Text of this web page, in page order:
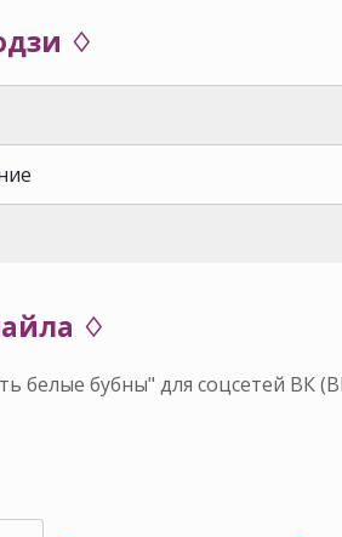
♢
♢
белые бубны" для соцсетей ВК